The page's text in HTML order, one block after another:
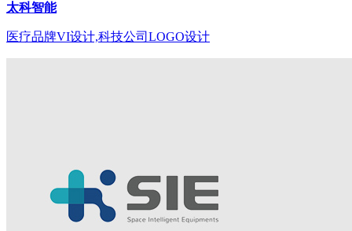
太科智能
医疗品牌VI设计,科技公司LOGO设计